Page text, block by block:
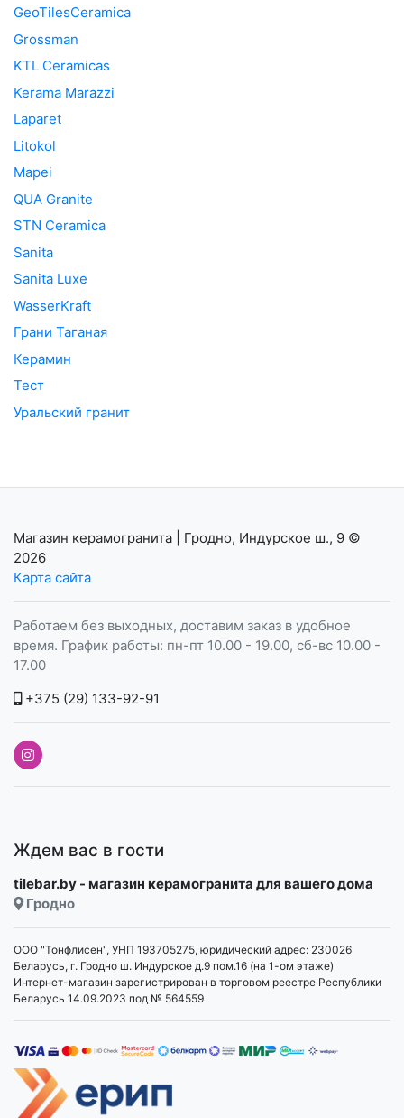
GeoTilesCeramica
Grossman
KTL Ceramicas
Kerama Marazzi
Laparet
Litokol
Mapei
QUA Granite
STN Ceramica
Sanita
Sanita Luxe
WasserKraft
Грани Таганая
Керамин
Тест
Уральский гранит
Магазин керамогранита | Гродно, Индурское ш., 9 ©
2026
Карта сайта
Работаем без выходных, доставим заказ в удобное
время. График работы: пн-пт 10.00 - 19.00, сб-вс 10.00 -
17.00
+375 (29) 133-92-91
Ждем вас в гости
tilebar.by - магазин керамогранита для вашего дома
Гродно
ООО "Тонфлисен", УНП 193705275, юридический адрес: 230026
Беларусь, г. Гродно ш. Индурское д.9 пом.16 (на 1-ом этаже)
Интернет-магазин зарегистрирован в торговом реестре Республики
Беларусь 14.09.2023 под № 564559